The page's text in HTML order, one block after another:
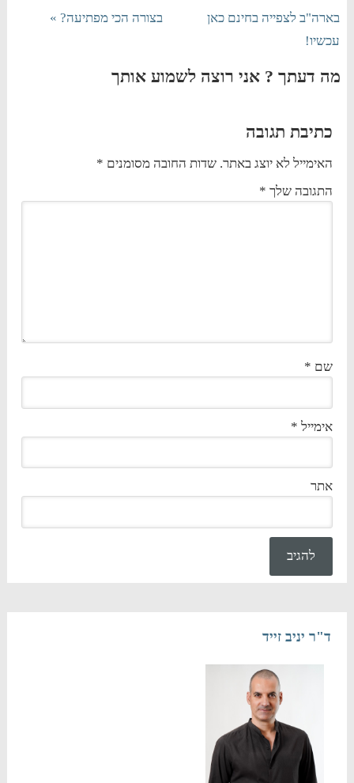
בארה"ב לצפייה בחינם כאן
עכשיו!
בצורה הכי מפתיעה? »
מה דעתך ? אני רוצה לשמוע אותך
כתיבת תגובה
האימייל לא יוצג באתר. שדות החובה מסומנים *
התגובה שלך *
שם *
אימייל *
אתר
ד"ר יניב זייד